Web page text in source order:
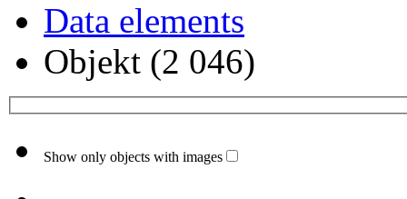
Data elements
Objekt (2 046)
Show only objects with images